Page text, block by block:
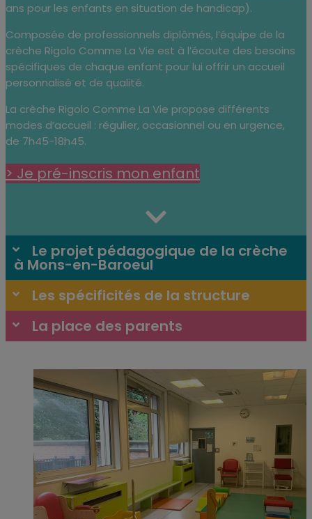
ans pour les enfants en situation de handicap).
Composée de professionnels diplômés, l’équipe de la
crèche Rigolo Comme La Vie est à l’écoute des besoins
spécifiques de chaque enfant pour lui offrir un accueil
personnalisé et de qualité.
La crèche Rigolo Comme La Vie propose différents
modes d’accueil : régulier, occasionnel ou en urgence,
de 7h45-18h45.
> Je pré-inscris mon enfant
Le projet pédagogique de la crèche
à Mons-en-Baroeul
Les spécificités de la structure
La place des parents